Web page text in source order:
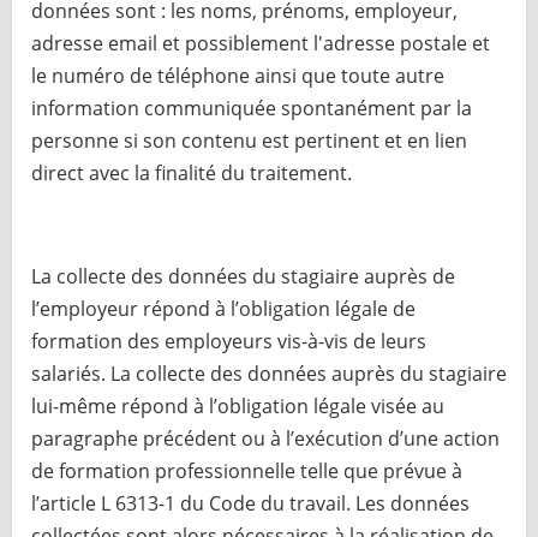
données sont : les noms, prénoms, employeur,
adresse email et possiblement l'adresse postale et
le numéro de téléphone ainsi que toute autre
information communiquée spontanément par la
personne si son contenu est pertinent et en lien
direct avec la finalité du traitement.
La collecte des données du stagiaire auprès de
l’employeur répond à l’obligation légale de
formation des employeurs vis-à-vis de leurs
salariés. La collecte des données auprès du stagiaire
lui-même répond à l’obligation légale visée au
paragraphe précédent ou à l’exécution d’une action
de formation professionnelle telle que prévue à
l’article L 6313-1 du Code du travail. Les données